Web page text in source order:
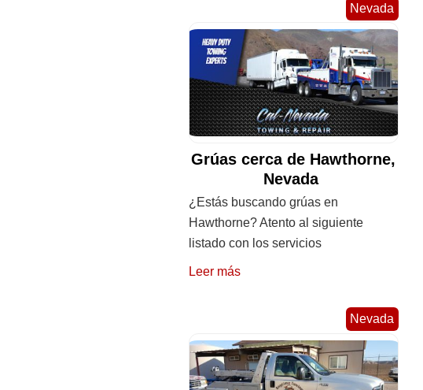
Nevada
Grúas cerca de Hawthorne,
Nevada
¿Estás buscando grúas en
Hawthorne? Atento al siguiente
listado con los servicios
Leer más
Nevada